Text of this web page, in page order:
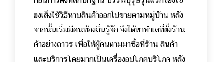
ฮงเส็งใช้วิธีหาบสินค้าออกไปขายตามหมู่บ้าน หลัง
จากนั้นเริ่มมีคนท้องถิ่นรู้จัก จึงได้หาทำเลที่ตั้งร้าน
ค้าอย่างถาวร เพื่อให้ผู้คนตามมาซื้อที่ร้าน สินค้า